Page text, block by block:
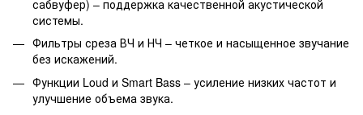
сабвуфер) – поддержка качественной акустической
системы.
Фильтры среза ВЧ и НЧ – четкое и насыщенное звучание
без искажений.
Функции Loud и Smart Bass – усиление низких частот и
улучшение объема звука.